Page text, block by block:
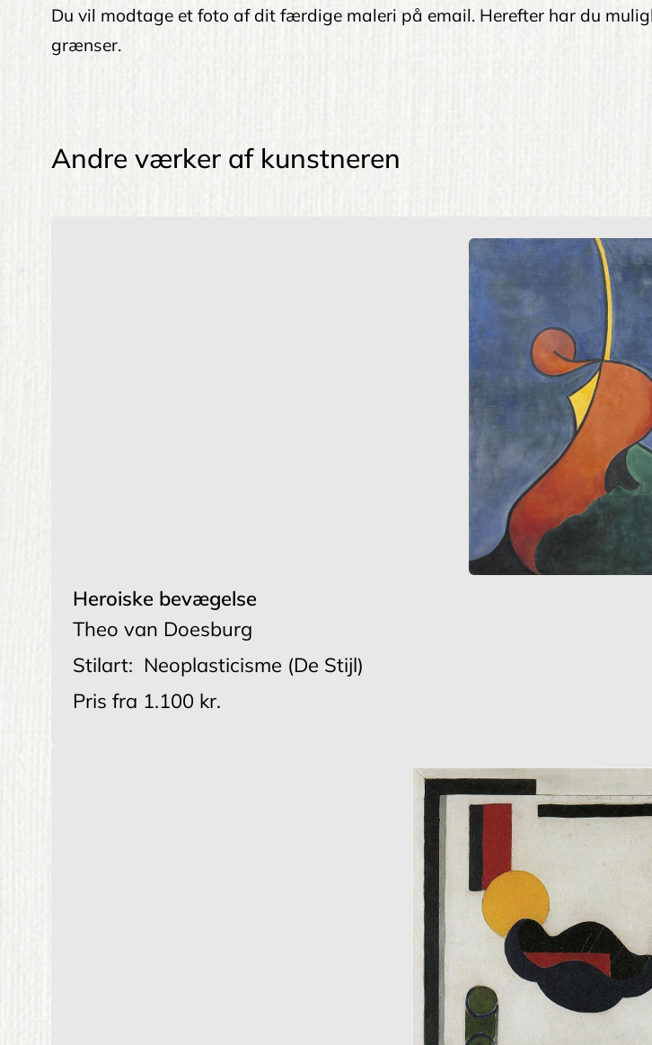
Du vil modtage et foto af dit færdige maleri på email. Herefter har du
grænser.
Andre værker af kunstneren
Heroiske bevægelse
Theo van Doesburg
Stilart: Neoplasticisme (De Stijl)
Pris fra 1.100 kr.